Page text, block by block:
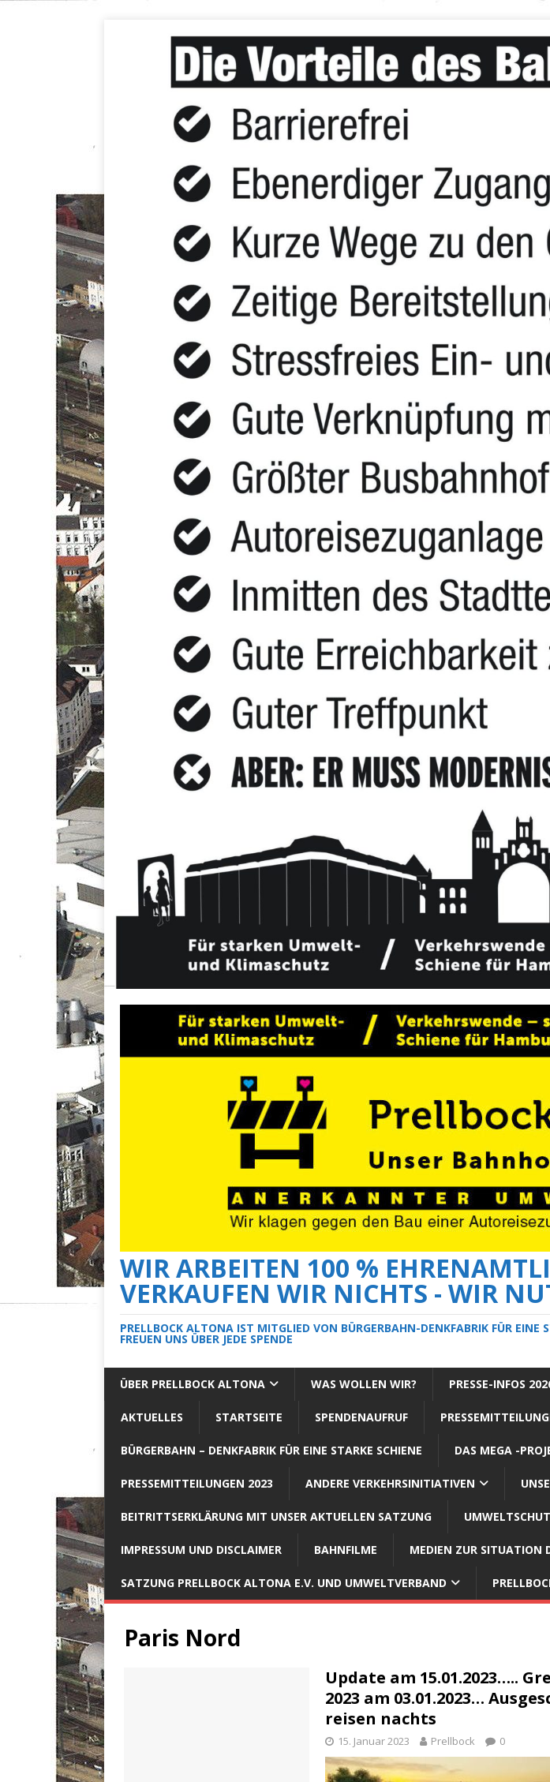
WIR ARBEITEN 100 %
VERKAUFEN WIR NICHTS - WIR
PRELLBOCK ALTONA IST MITGLIED VON BÜRGERBAHN-DENKFABRIK FÜR
FREUEN UNS ÜBER JEDE SPENDE
ÜBER PRELLBOCK ALTONA WAS WOLLEN WIR? PRESSE-INFOS
AKTUELLES STARTSEITE SPENDENAUFRUF
BÜRGERBAHN – DENKFABRIK FÜR EINE STARKE SCHIENE DAS MEGA -
PRESSEMITTEILUNGEN 2023 ANDERE VERKEHRSINITIATIVEN
BEITRITTSERKLÄRUNG MIT UNSER AKTUELLEN SATZUNG
IMPRESSUM UND DISCLAIMER BAHNFILME MEDIEN ZUR SITUATION
SATZUNG PRELLBOCK ALTONA E.V. UND UMWELTVERBAND
Paris Nord
Update am 15.01.2023…..
2023 am 03.01.2023…
reisen nachts
15. Januar 2023 Prellbock 0